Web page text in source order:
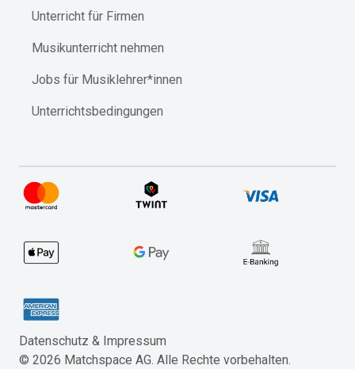
Unterricht für Firmen
Musikunterricht nehmen
Jobs für Musiklehrer*innen
Unterrichtsbedingungen
© 2026 Matchspace AG. Alle Rechte vorbehalten.
Datenschutz & Impressum​